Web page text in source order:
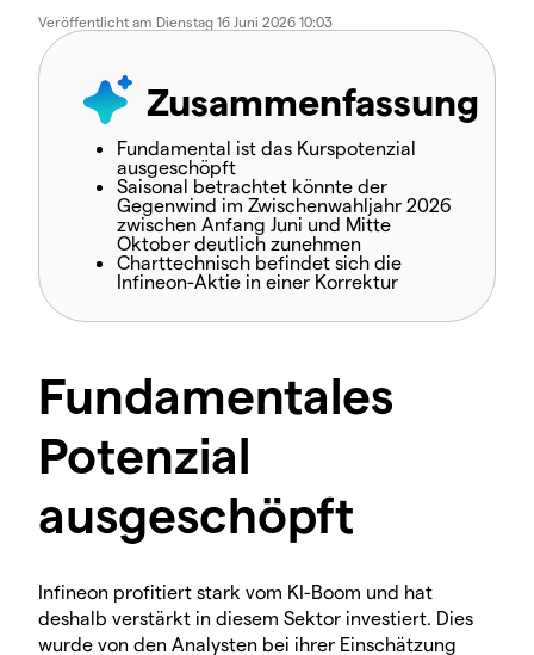
Veröffentlicht am Dienstag 16 Juni 2026 10:03
Zusammenfassung
Fundamental ist das Kurspotenzial
ausgeschöpft
Saisonal betrachtet könnte der
Gegenwind im Zwischenwahljahr 2026
zwischen Anfang Juni und Mitte
Oktober deutlich zunehmen
Charttechnisch befindet sich die
Infineon-Aktie in einer Korrektur
Fundamentales
Potenzial
ausgeschöpft
Infineon profitiert stark vom KI-Boom und hat
deshalb verstärkt in diesem Sektor investiert. Dies
wurde von den Analysten bei ihrer Einschätzung